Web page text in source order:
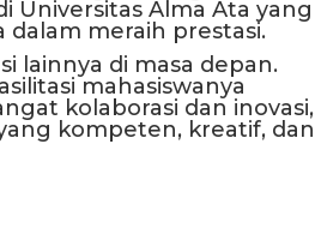
Universitas Alma Ata yang
meraih prestasi.
lainnya di masa depan.
mahasiswanya
kolaborasi dan inovasi,
kompeten, kreatif, dan